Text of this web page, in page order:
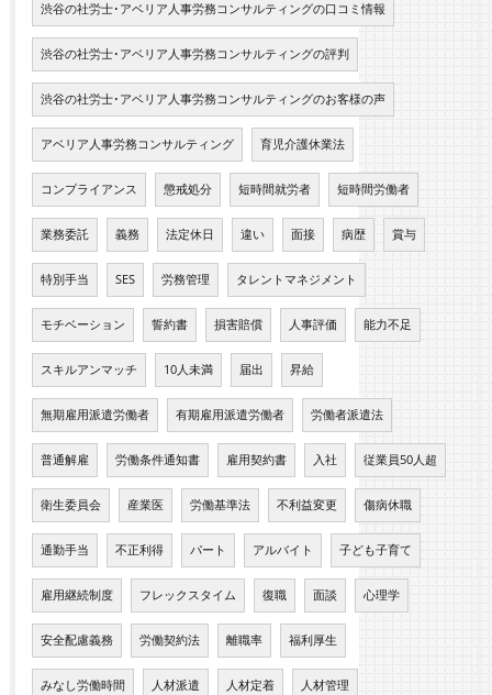
渋谷の社労士･アベリア人事労務コンサルティングの口コミ情報
渋谷の社労士･アベリア人事労務コンサルティングの評判
渋谷の社労士･アベリア人事労務コンサルティングのお客様の声
アベリア人事労務コンサルティング 育児介護休業法
コンプライアンス 懲戒処分 短時間就労者 短時間労働者
業務委託 義務 法定休日 違い 面接 病歴 賞与
特別手当 SES 労務管理 タレントマネジメント
モチベーション 誓約書 損害賠償 人事評価 能力不足
スキルアンマッチ 10人未満 届出 昇給
無期雇用派遣労働者 有期雇用派遣労働者 労働者派遣法
普通解雇 労働条件通知書 雇用契約書 入社 従業員50人超
衛生委員会 産業医 労働基準法 不利益変更 傷病休職
通勤手当 不正利得 パート アルバイト 子ども子育て
雇用継続制度 フレックスタイム 復職 面談 心理学
安全配慮義務 労働契約法 離職率 福利厚生
みなし労働時間 人材派遣 人材定着 人材管理